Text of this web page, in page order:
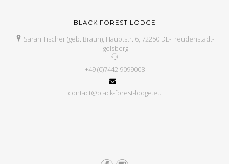
BLACK FOREST LODGE
Sarah Tischer (geb. Braun), Hauptstr. 6, 72250 DE-Freudenstadt-
Igelsberg
+49 (0)7442 9099008
contact@black-forest-lodge.eu